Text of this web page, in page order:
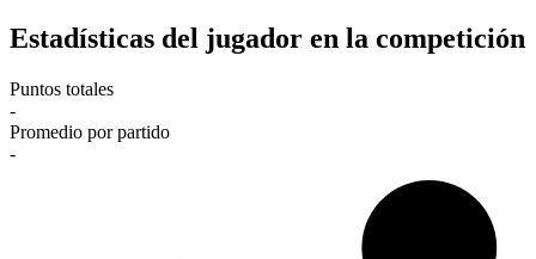
Estadísticas del jugador en la competición
Puntos totales
-
Promedio por partido
-